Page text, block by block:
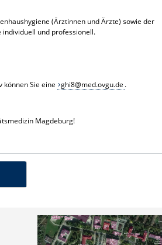
(Ärztinnen und Ärzte) sowie der
und professionell.
können Sie eine ghi8@med.ovgu.de .
Magdeburg!